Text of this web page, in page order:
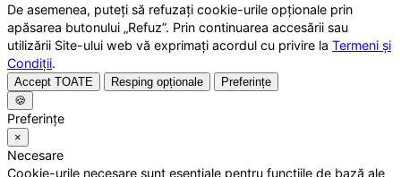
De asemenea, puteți să refuzați cookie-urile opționale prin
apăsarea butonului „Refuz”. Prin continuarea accesării sau
utilizării Site-ului web vă exprimați acordul cu privire la Termeni și
Condiții.
Accept TOATE Resping opționale
Preferințe
🍪
Preferințe
×
Necesare
Cookie-urile necesare sunt esențiale pentru funcțiile de bază ale